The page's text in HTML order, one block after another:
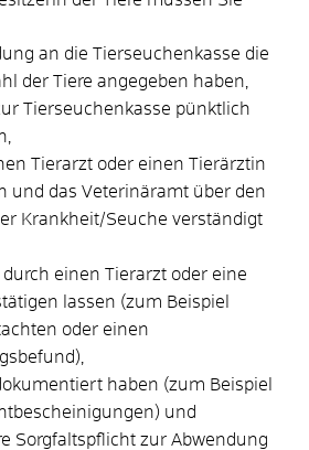
an die Tierseuchenkasse die
der Tiere angegeben haben,
Tierseuchenkasse pünktlich
Tierarzt oder einen Tierärztin
und das Veterinäramt über den
Krankheit/Seuche verständigt
einen Tierarzt oder eine
lassen (zum Beispiel
oder einen
haben (zum Beispiel
und
Sorgfaltspflicht zur Abwendung